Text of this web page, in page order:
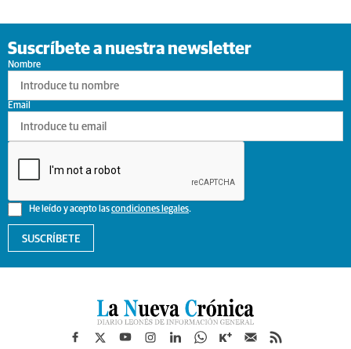
Suscríbete a nuestra newsletter
Nombre
He leído y acepto lascondiciones legales.
Email
SUSCRÍBETE